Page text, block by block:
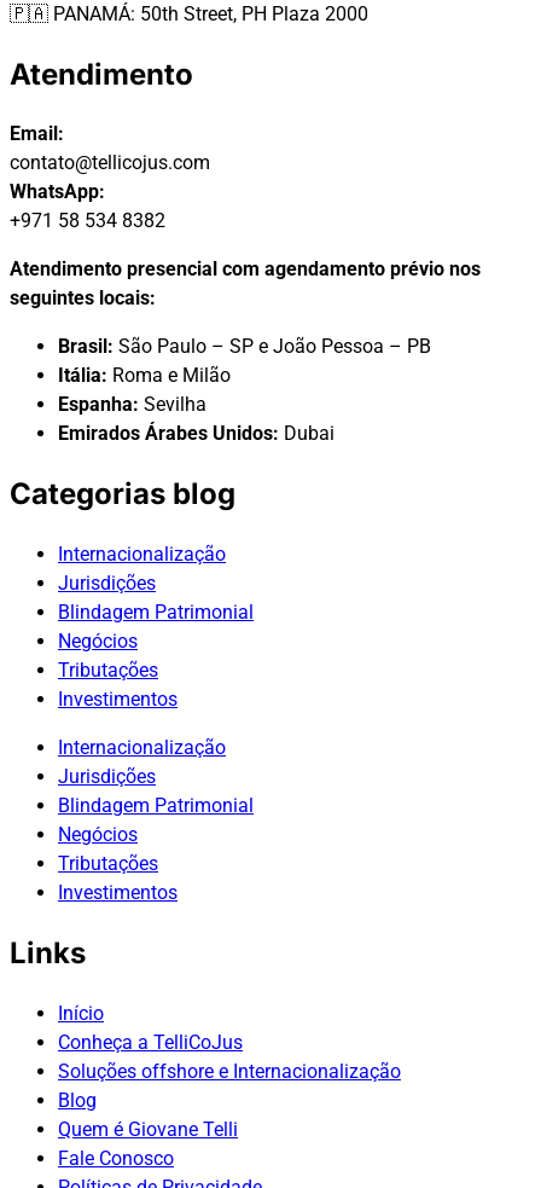
🇵🇦 PANAMÁ: 50th Street, PH Plaza 2000
Atendimento
Email:
contato@tellicojus.com
WhatsApp:
+971 58 534 8382
Atendimento presencial com agendamento prévio nos
seguintes locais:
Brasil: São Paulo – SP e João Pessoa – PB
Itália: Roma e Milão
Espanha: Sevilha
Emirados Árabes Unidos: Dubai
Categorias blog
Internacionalização
Jurisdições
Blindagem Patrimonial
Negócios
Tributações
Investimentos
Internacionalização
Jurisdições
Blindagem Patrimonial
Negócios
Tributações
Investimentos
Links
Início
Conheça a TelliCoJus
Soluções offshore e Internacionalização
Blog
Quem é Giovane Telli
Fale Conosco